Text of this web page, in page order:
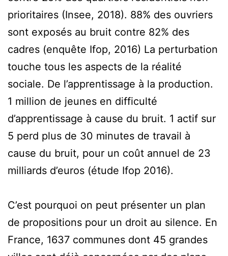
prioritaires (Insee, 2018). 88% des ouvriers
sont exposés au bruit contre 82% des
cadres (enquête Ifop, 2016) La perturbation
touche tous les aspects de la réalité
sociale. De l’apprentissage à la production.
1 million de jeunes en difficulté
d’apprentissage à cause du bruit. 1 actif sur
5 perd plus de 30 minutes de travail à
cause du bruit, pour un coût annuel de 23
milliards d’euros (étude Ifop 2016).
C’est pourquoi on peut présenter un plan
de propositions pour un droit au silence. En
France, 1637 communes dont 45 grandes